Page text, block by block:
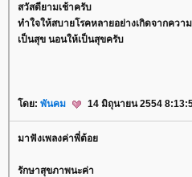
สวัสดียามเช้าครับ
ทำใจให้สบายโรคหลายอย่างเกิดจากควา
เป็นสุข นอนให้เป็นสุขครับ
ดย: พันคม 14 มิถุนายน 2554
มาฟังเพลงค่าพี่ต้อ
รักษาสุขภาพนะค่า